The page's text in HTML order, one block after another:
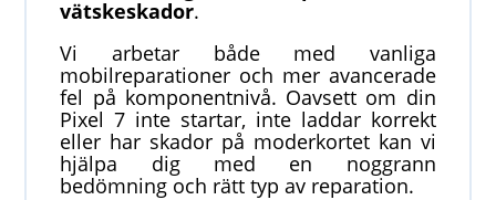
vätskeskador.
Vi arbetar både med vanliga
mobilreparationer och mer avancerade
fel på komponentnivå. Oavsett om din
Pixel 7 inte startar, inte laddar korrekt
eller har skador på moderkortet kan vi
hjälpa dig med en noggrann
bedömning och rätt typ av reparation.